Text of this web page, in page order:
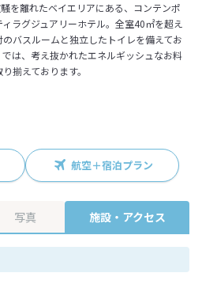
を離れたベイエリアにある、コンテンポ
ラグジュアリーホテル。全室40㎡を超え
バスルームと独立したトイレを備えてお
は、考え抜かれたエネルギッシュなお料
揃えております。
航空＋宿泊プラン
写真 施設・アクセス